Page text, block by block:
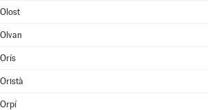
Olost
Olvan
Orís
Oristà
Orpí